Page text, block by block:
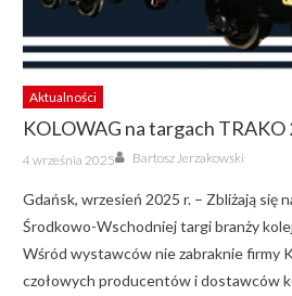
Aktualności
KOLOWAG na targach TRAKO
Posted
on
4 września 2025 Author
Bartosz Jerzakowski
Gdańsk, wrzesień 2025 r. – Zbliżają się
Środkowo-Wschodniej targi branży
Wśród wystawców nie zabraknie firmy
czołowych producentów i dostawców